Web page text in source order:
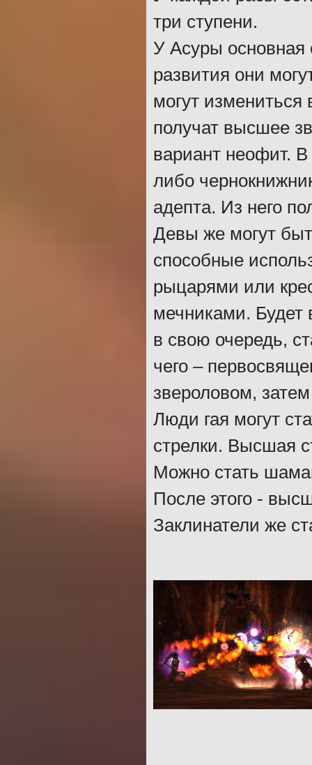
три ступени.
У Асуры основная
развития они
могут измениться
получат высшее
вариант неофит. В
либо
адепта. Из него
Девы же могут
способные
рыцарями или
мечниками. Будет
в свою очередь,
чего –
звероловом,
Люди гая могут
стрелки. Высшая
Можно стать
После этого -
Заклинатели же